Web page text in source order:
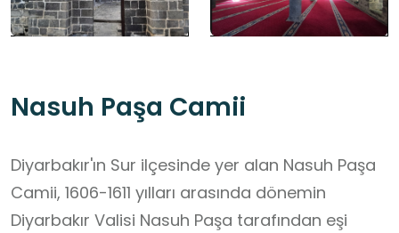
Nasuh Paşa Camii
Diyarbakır'ın Sur ilçesinde yer alan Nasuh Paşa
Camii, 1606-1611 yılları arasında dönemin
Diyarbakır Valisi Nasuh Paşa tarafından eşi